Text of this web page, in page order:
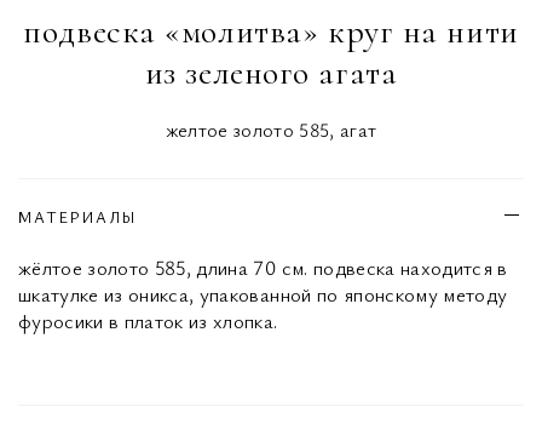
подвеска «молитва» круг на нити
из зеленого агата
желтое золото 585, агат
МАТЕРИАЛЫ
жёлтое золото 585, длина 70 см. подвеска находится в
шкатулке из оникса, упакованной по японскому методу
фуросики в платок из хлопка.